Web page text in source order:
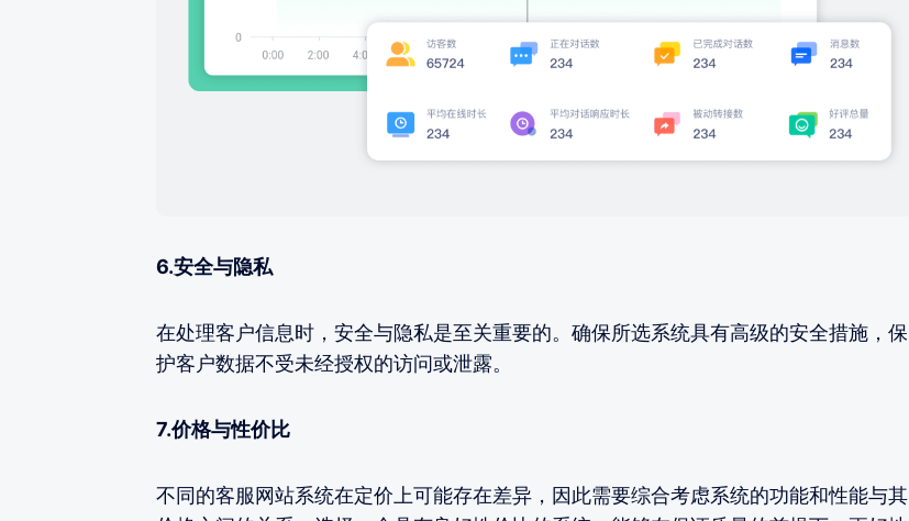
6.安全与隐私
在处理客户信息时，安全与隐私是至关重要的。确保所选系统具有高级的安全措施，保
护客户数据不受未经授权的访问或泄露。
7.价格与性价比
不同的客服网站系统在定价上可能存在差异，因此需要综合考虑系统的功能和性能与其